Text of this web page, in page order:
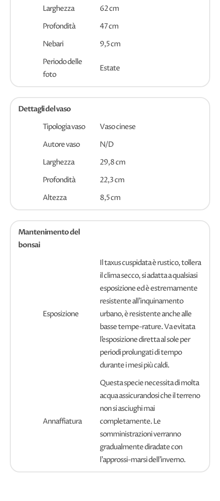
Larghezza
62 cm
Profondità
47 cm
Nebari
9,5 cm
Periodo delle
foto
Estate
Dettagli del vaso
Tipologia vaso
Vaso cinese
Autore vaso
N/D
Larghezza
29,8 cm
Profondità
22,3 cm
Altezza
8,5 cm
Mantenimento del
bonsai
Esposizione
Il taxus cuspidata è rustico, tollera
il clima secco, si adatta a qualsiasi
esposizione ed è estremamente
resistente all’inquinamento
urbano, è resistente anche alle
basse tempe-rature. Va evitata
l’esposizione diretta al sole per
periodi prolungati di tempo
durante i mesi più caldi.
Annaffiatura
Questa specie necessita di molta
acqua assicurandosi che il terreno
non si asciughi mai
completamente. Le
somministrazioni verranno
gradualmente diradate con
l'approssi-marsi dell'inverno.